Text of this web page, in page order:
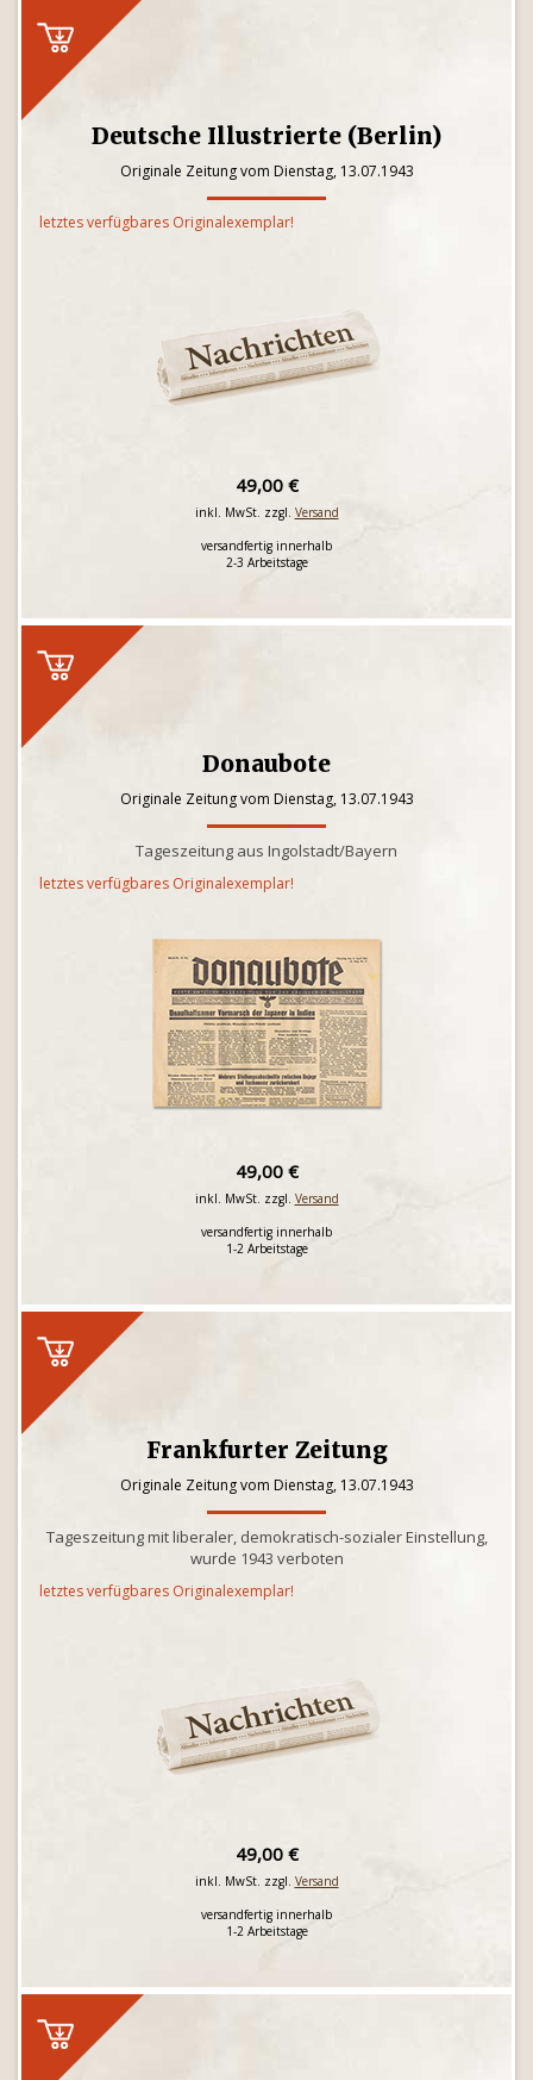
Deutsche Illustrierte (Berlin)
Originale Zeitung vom Dienstag, 13.07.1943
letztes verfügbares Originalexemplar!
49,00 €
inkl. MwSt. zzgl. Versand
versandfertig innerhalb
2-3 Arbeitstage
Donaubote
Originale Zeitung vom Dienstag, 13.07.1943
Tageszeitung aus Ingolstadt/Bayern
letztes verfügbares Originalexemplar!
49,00 €
inkl. MwSt. zzgl. Versand
versandfertig innerhalb
1-2 Arbeitstage
Frankfurter Zeitung
Originale Zeitung vom Dienstag, 13.07.1943
Tageszeitung mit liberaler, demokratisch-sozialer Einstellung,
wurde 1943 verboten
letztes verfügbares Originalexemplar!
49,00 €
inkl. MwSt. zzgl. Versand
versandfertig innerhalb
1-2 Arbeitstage